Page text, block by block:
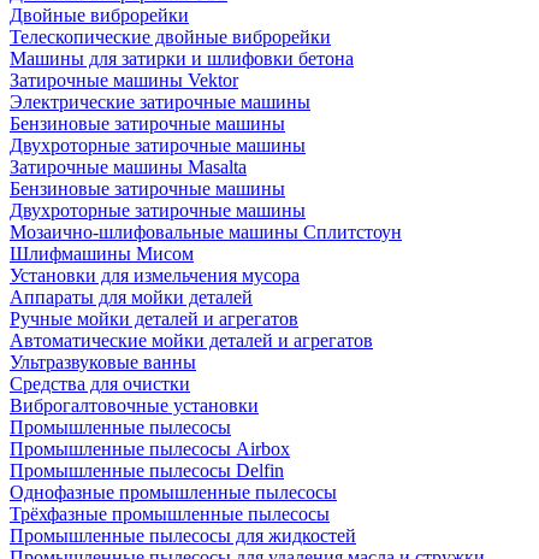
Двойные виброрейки
Телескопические двойные виброрейки
Машины для затирки и шлифовки бетона
Затирочные машины Vektor
Электрические затирочные машины
Бензиновые затирочные машины
Двухроторные затирочные машины
Затирочные машины Masalta
Бензиновые затирочные машины
Двухроторные затирочные машины
Мозаично-шлифовальные машины Сплитстоун
Шлифмашины Мисом
Установки для измельчения мусора
Аппараты для мойки деталей
Ручные мойки деталей и агрегатов
Автоматические мойки деталей и агрегатов
Ультразвуковые ванны
Средства для очистки
Виброгалтовочные установки
Промышленные пылесосы
Промышленные пылесосы Airbox
Промышленные пылесосы Delfin
Однофазные промышленные пылесосы
Трёхфазные промышленные пылесосы
Промышленные пылесосы для жидкостей